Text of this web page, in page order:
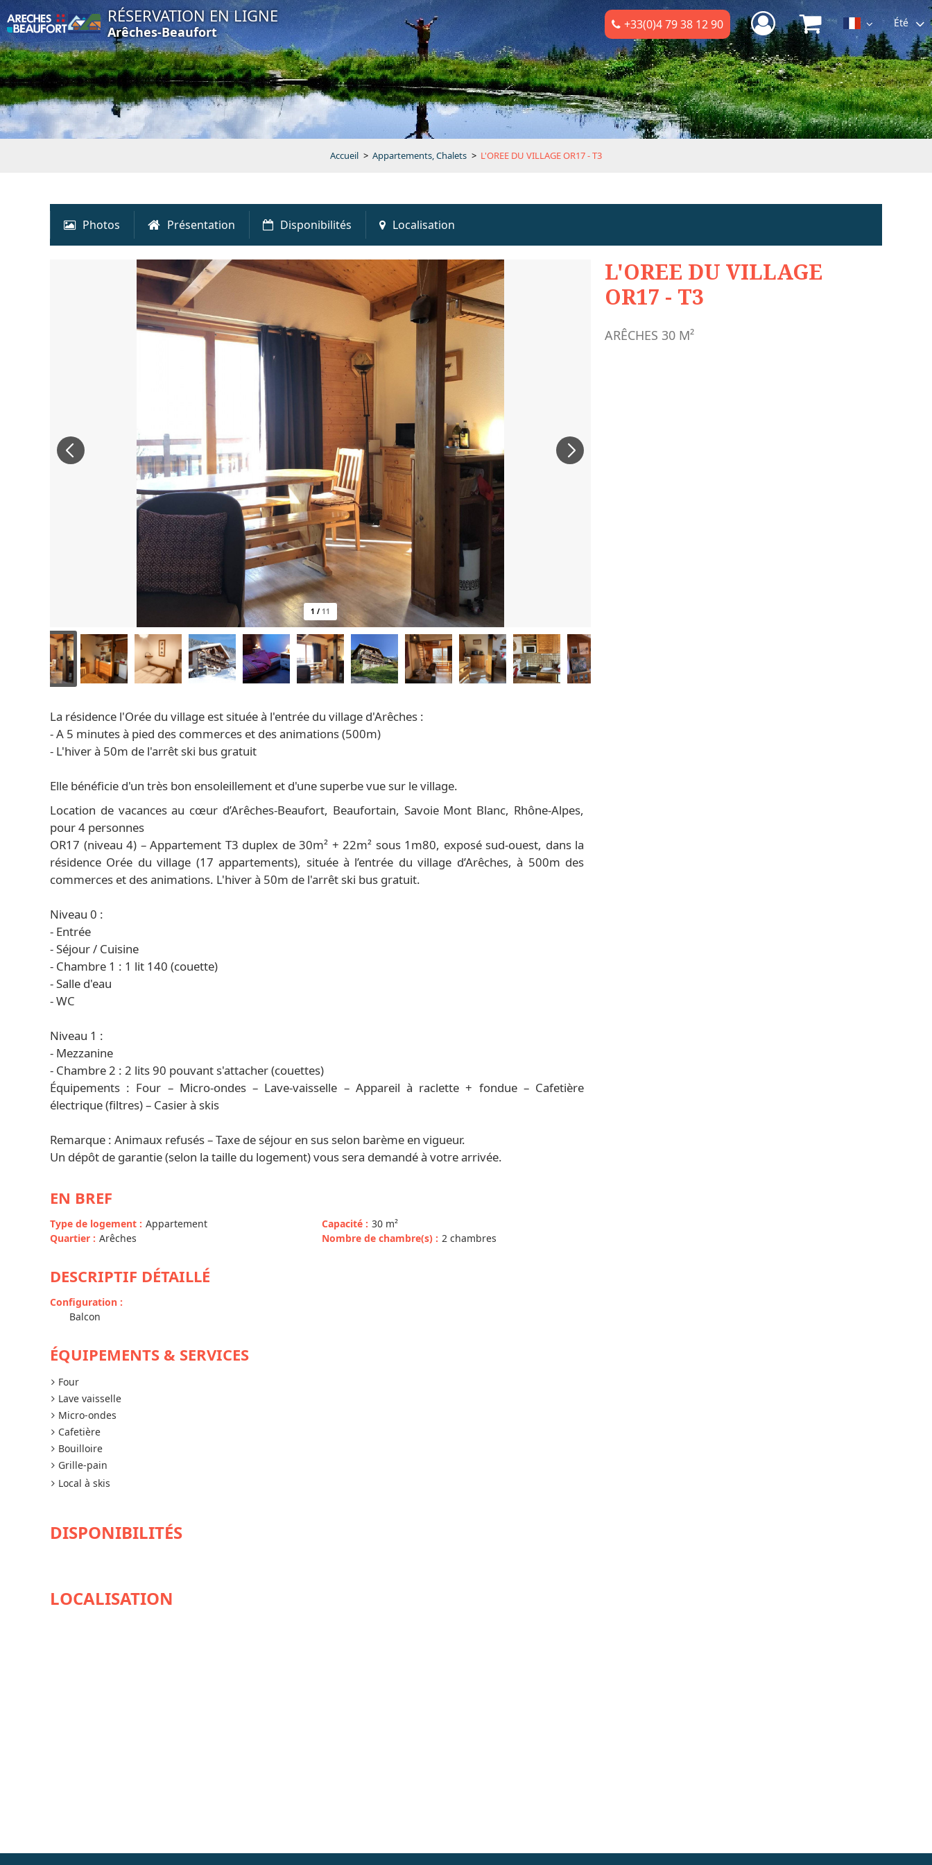
RÉSERVATION EN LIGNE
Arêches-Beaufort +33(0)4 79 38 12 90 Été
Accueil > Appartements, Chalets > L'OREE DU VILLAGE OR17 - T3
Photos Présentation Disponibilités Localisation
1 / 11
L'OREE DU VILLAGE
OR17 - T3
ARÊCHES 30 M²
La résidence l'Orée du village est située à l'entrée du village d'Arêches :
- A 5 minutes à pied des commerces et des animations (500m)
- L'hiver à 50m de l'arrêt ski bus gratuit
Elle bénéficie d'un très bon ensoleillement et d'une superbe vue sur le village.
Location de vacances au cœur d’Arêches-Beaufort, Beaufortain, Savoie Mont Blanc, Rhône-Alpes,
pour 4 personnes
OR17 (niveau 4) – Appartement T3 duplex de 30m² + 22m² sous 1m80, exposé sud-ouest, dans la
résidence Orée du village (17 appartements), située à l’entrée du village d’Arêches, à 500m des
commerces et des animations. L'hiver à 50m de l'arrêt ski bus gratuit.
Niveau 0 :
- Entrée
- Séjour / Cuisine
- Chambre 1 : 1 lit 140 (couette)
- Salle d'eau
- WC
Niveau 1 :
- Mezzanine
- Chambre 2 : 2 lits 90 pouvant s'attacher (couettes)
Équipements : Four – Micro-ondes – Lave-vaisselle – Appareil à raclette + fondue – Cafetière
électrique (filtres) – Casier à skis
Remarque : Animaux refusés – Taxe de séjour en sus selon barème en vigueur.
Un dépôt de garantie (selon la taille du logement) vous sera demandé à votre arrivée.
EN BREF
Type de logement : Appartement
Quartier : Arêches
Capacité : 30 m²
Nombre de chambre(s) : 2 chambres
DESCRIPTIF DÉTAILLÉ
Configuration :
Balcon
ÉQUIPEMENTS & SERVICES
Four
Lave vaisselle
Micro-ondes
Cafetière
Bouilloire
Grille-pain
Local à skis
DISPONIBILITÉS